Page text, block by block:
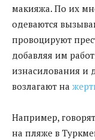
макияжа. По их
одеваются
провоцируют
добавляя им
изнасилования и
возлагают на
Например,
на пляже в